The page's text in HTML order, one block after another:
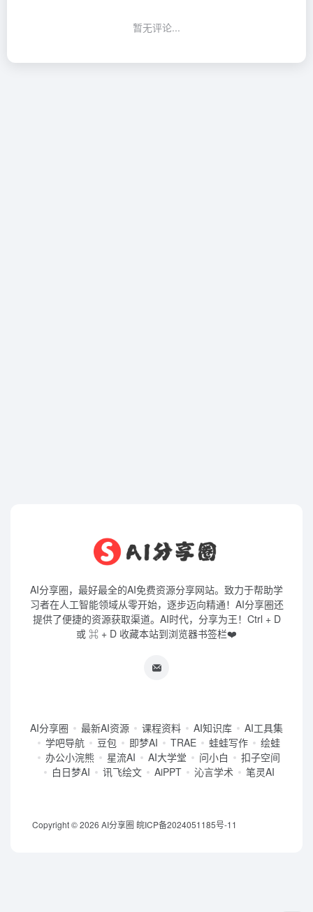
暂无评论...
AI分享圈，最好最全的AI免费资源分享网站。致力于帮助学
习者在人工智能领域从零开始，逐步迈向精通！AI分享圈还
提供了便捷的资源获取渠道。AI时代，分享为王！Ctrl + D
或 ⌘ + D 收藏本站到浏览器书签栏❤️
AI分享圈 最新AI资源 课程资料 AI知识库
AI工具集
学吧导航
豆包 即梦AI TRAE 蛙蛙写作
绘蛙
办公小浣熊
星流AI AI大学堂 问小白
扣子空间
白日梦AI
讯飞绘文 AiPPT 沁言学术 笔灵AI
Copyright © 2026 AI分享圈 皖ICP备2024051185号-11